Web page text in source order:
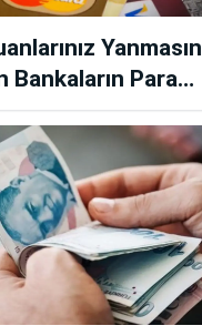
Yanmasın
Bankaların Para
Silinme
Önemli Uyarı